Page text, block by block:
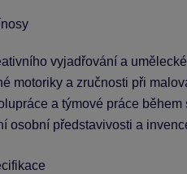
vyjadřování a
motoriky a zručnosti při
a týmové práce
osobní představivosti a